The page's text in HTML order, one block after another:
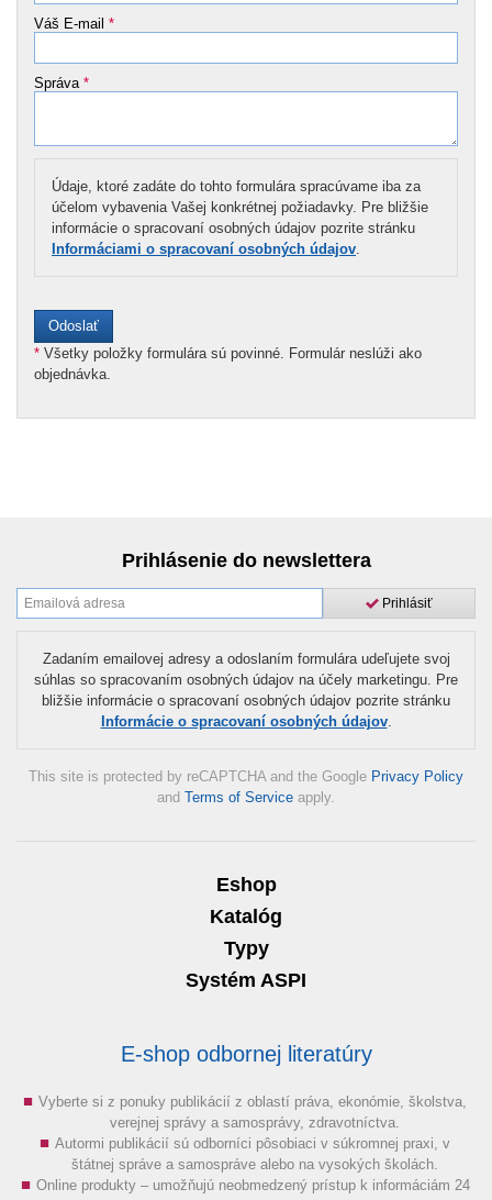
Váš E-mail *
Správa *
Údaje, ktoré zadáte do tohto formulára spracúvame iba za
účelom vybavenia Vašej konkrétnej požiadavky. Pre bližšie
informácie o spracovaní osobných údajov pozrite stránku
Informáciami o spracovaní osobných údajov
* Všetky položky formulára sú povinné. Formulár neslúži ako
objednávka.
Prihlásenie do newslettera
Prihlásiť
Zadaním emailovej adresy a odoslaním formulára udeľujete svoj
súhlas so spracovaním osobných údajov na účely marketingu. Pre
bližšie informácie o spracovaní osobných údajov pozrite stránku
Informácie o spracovaní osobných údajov.
This site is protected by reCAPTCHA and the Google Privacy Policy
and Terms of Service apply.
Eshop
Katalóg
Typy
Systém ASPI
E-shop odbornej literatúry
Vyberte si z ponuky publikácií z oblastí práva, ekonómie, školstva,
verejnej správy a samosprávy, zdravotníctva.
Autormi publikácií sú odborníci pôsobiaci v súkromnej praxi, v
štátnej správe a samospráve alebo na vysokých školách.
Online produkty – umožňujú neobmedzený prístup k informáciám 24